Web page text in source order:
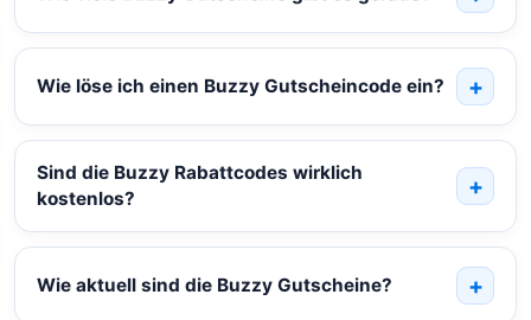
Wie löse ich einen Buzzy Gutscheincode ein?
Sind die Buzzy Rabattcodes wirklich
kostenlos?
Wie aktuell sind die Buzzy Gutscheine?